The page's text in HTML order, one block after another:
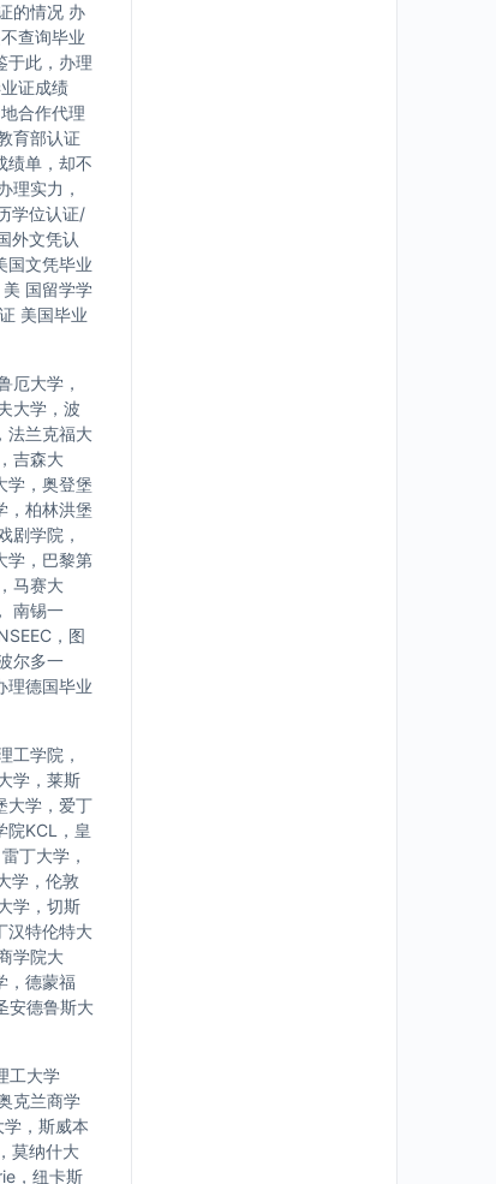
的情况 办
查询毕业
于此，办理
证成绩
合作代理
育部认证
绩单，却不
理实力，
学位认证/
外文凭认
国文凭毕业
国留学学
美国毕业
厄大学，
大学，波
法兰克福大
吉森大
学，奥登堡
，柏林洪堡
剧学院，
学，巴黎第
马赛大
南锡一
，图
尔多一
理德国毕业
工学院，
学，莱斯
大学，爱丁
院KCL，皇
丁大学，
学，伦敦
学，切斯
汉特伦特大
学院大
，德蒙福
安德鲁斯大
工大学
克兰商学
，斯威本
莫纳什大
，纽卡斯